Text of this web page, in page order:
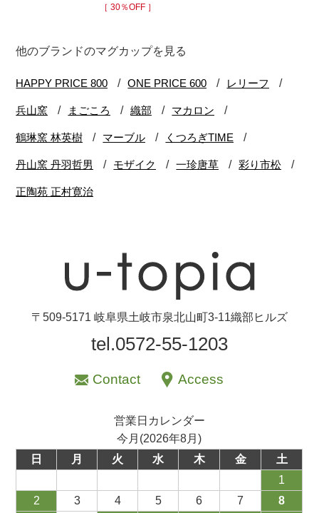
［ 30％OFF ］
他のブランドのマグカップを見る
〒509-5171 岐阜県土岐市泉北山町3-11織部ヒルズ
tel.0572-55-1203
Contact Access
営業日カレンダー
今月(2026年8月)
日
月 火 水 木 金
土
1
2
3 4 5 6 7
8